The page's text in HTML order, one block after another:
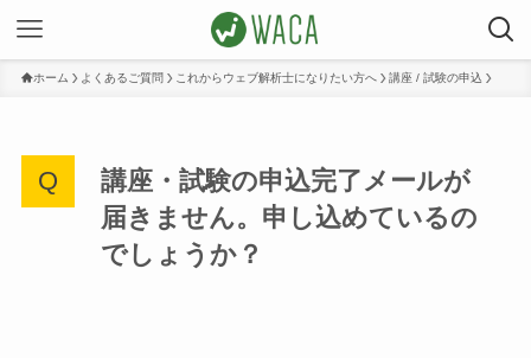
ホーム よくあるご質問 これからウェブ解析士になりたい方へ 講座 / 試験の申込
講座・試験の申込完了メールが
届きません。申し込めているの
でしょうか？